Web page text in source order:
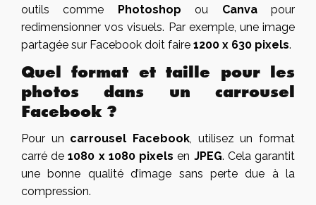
outils comme
Photoshop ou Canvapour
redimensionner vos visuels. Par exemple, une image
partagée sur Facebook doit faire 1200 x 630 pixels.
Quel format et taille pour les
photos dans un carrousel
Facebook ?
Pour un carrousel Facebook, utilisez un format
carré de1080 x 1080 pixels en JPEG. Cela garantit
une bonne qualité d’image sans perte due à la
compression.